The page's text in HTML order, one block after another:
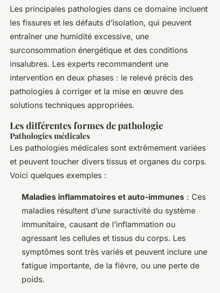
Les principales pathologies dans ce domaine incluent
les fissures et les défauts d’isolation, qui peuvent
entraîner une humidité excessive, une
surconsommation énergétique et des conditions
insalubres. Les experts recommandent une
intervention en deux phases : le relevé précis des
pathologies à corriger et la mise en œuvre des
solutions techniques appropriées.
Les différentes formes de pathologie
Pathologies médicales
Les pathologies médicales sont extrêmement variées
et peuvent toucher divers tissus et organes du corps.
Voici quelques exemples :
Maladies inflammatoires et auto-immunes : Ces
maladies résultent d’une suractivité du système
immunitaire, causant de l’inflammation ou
agressant les cellules et tissus du corps. Les
symptômes sont très variés et peuvent inclure une
fatigue importante, de la fièvre, ou une perte de
poids.